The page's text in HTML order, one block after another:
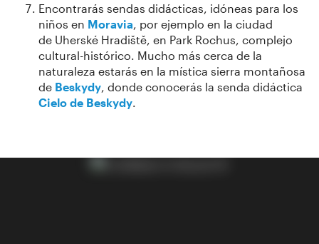
Encontrarás sendas didácticas, idóneas para los
niños en Moravia, por ejemplo en la ciudad
de Uherské Hradiště, en Park Rochus, complejo
cultural-histórico. Mucho más cerca de la
naturaleza estarás en la mística sierra montañosa
de Beskydy, donde conocerás la senda didáctica
Cielo de Beskydy.